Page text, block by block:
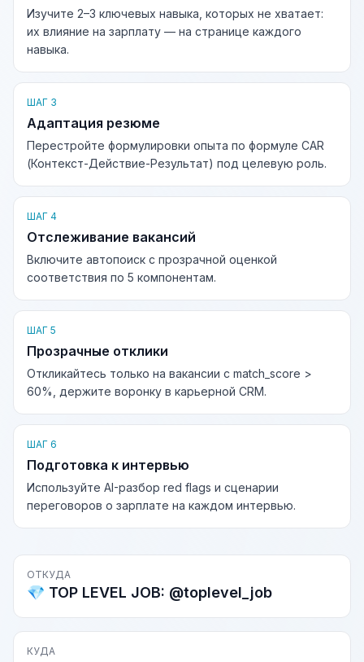
Изучите 2–3 ключевых навыка, которых не хватает:
их влияние на зарплату — на странице каждого
навыка.
ШАГ 3
Адаптация резюме
Перестройте формулировки опыта по формуле CAR
(Контекст-Действие-Результат) под целевую роль.
ШАГ 4
Отслеживание вакансий
Включите автопоиск с прозрачной оценкой
соответствия по 5 компонентам.
ШАГ 5
Прозрачные отклики
Откликайтесь только на вакансии с match_score >
60%, держите воронку в карьерной CRM.
ШАГ 6
Подготовка к интервью
Используйте AI-разбор red flags и сценарии
переговоров о зарплате на каждом интервью.
ОТКУДА
💎 TOP LEVEL JOB: @toplevel_job
КУДА